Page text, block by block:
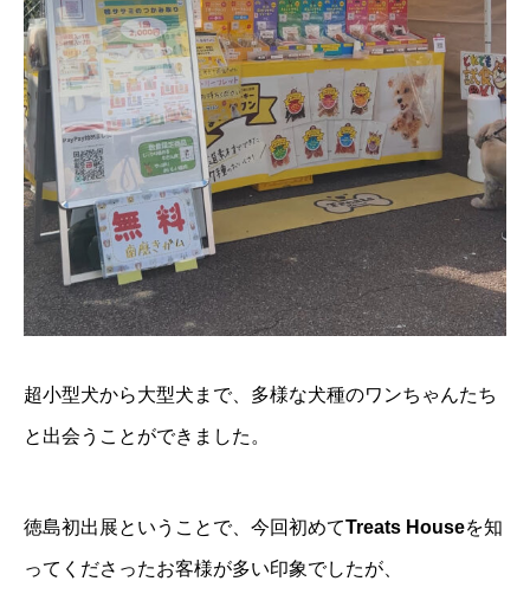
超小型犬から大型犬まで、多様な犬種のワンちゃんたち
と出会うことができました。
徳島初出展ということで、今回初めてTreats Houseを知
ってくださったお客様が多い印象でしたが、